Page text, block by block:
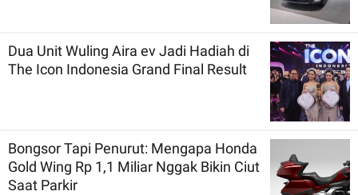
Dua Unit Wuling Aira ev Jadi Hadiah di
The Icon Indonesia Grand Final Result
Bongsor Tapi Penurut: Mengapa Honda
Gold Wing Rp 1,1 Miliar Nggak Bikin Ciut
Saat Parkir